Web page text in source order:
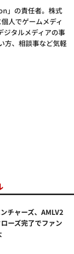
」の責任者。株式
人でゲームメディ
ジタルメディアの事
方、相談事など気軽
チャーズ、AMLV2
ーズ完了でファン